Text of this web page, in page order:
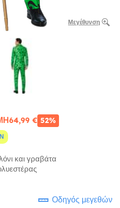
Μεγέθυνση
64,99 € 52%
και γραβάτα
Οδηγός μεγεθών